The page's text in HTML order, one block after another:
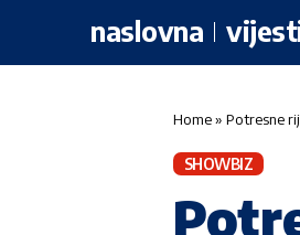
naslovna
Home» Potresne
SHOWBIZ